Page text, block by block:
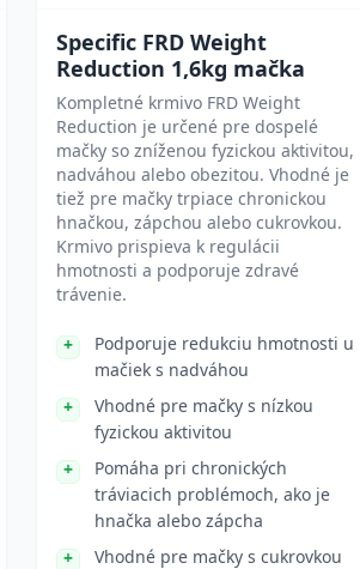
Specific FRD Weight
Reduction 1,6kg mačka
Kompletné krmivo FRD Weight
Reduction je určené pre dospelé
mačky so zníženou fyzickou aktivitou,
nadváhou alebo obezitou. Vhodné je
tiež pre mačky trpiace chronickou
hnačkou, zápchou alebo cukrovkou.
Krmivo prispieva k regulácii
hmotnosti a podporuje zdravé
trávenie.
Podporuje redukciu hmotnosti u
mačiek s nadváhou
Vhodné pre mačky s nízkou
fyzickou aktivitou
Pomáha pri chronických
tráviacich problémoch, ako je
hnačka alebo zápcha
Vhodné pre mačky s cukrovkou